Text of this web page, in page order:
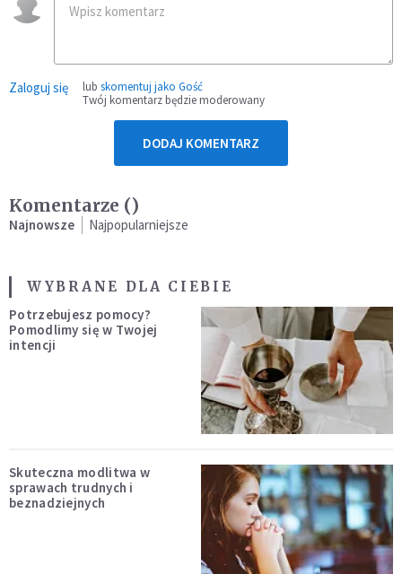
Zaloguj się lub skomentuj jako Gość
Twój komentarz będzie moderowany
DODAJ KOMENTARZ
Komentarze ()
Najnowsze Najpopularniejsze
WYBRANE DLA CIEBIE
Potrzebujesz pomocy?
Pomodlimy się w Twojej
intencji
Skuteczna modlitwa w
sprawach trudnych i
beznadziejnych